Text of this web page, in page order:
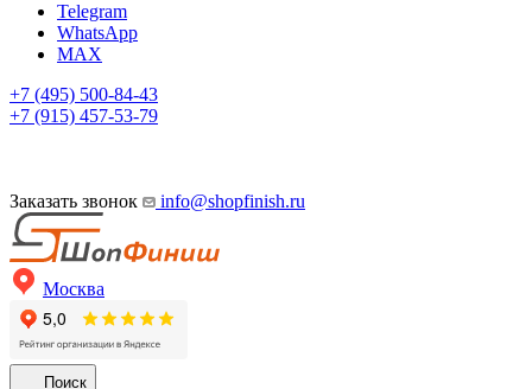
Telegram
WhatsApp
MAX
+7 (495) 500-84-43
+7 (915) 457-53-79
Заказать звонок info@shopfinish.ru
Москва
Поиск